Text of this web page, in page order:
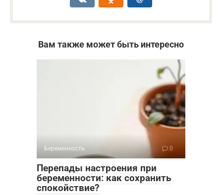
Вам также может быть интересно
Беременность 0
Перепады настроения при
беременности: как сохранить
спокойствие?